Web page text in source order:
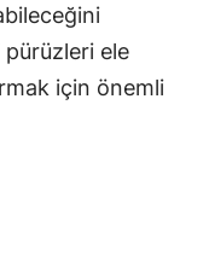
pürüzleri ele
için önemli